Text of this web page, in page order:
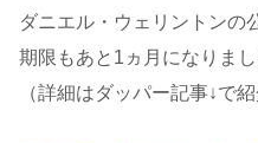
ダニエル・ウェリントンの
期限もあと1ヵ月になりまし
（詳細はダッパー記事↓で